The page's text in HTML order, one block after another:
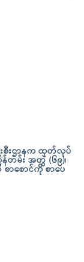
ဦးစီးဌာနက ထုတ်လုပ်
န်တမ်း အတွဲ (၆၉)၊
ာစောင်ကို စာပေ